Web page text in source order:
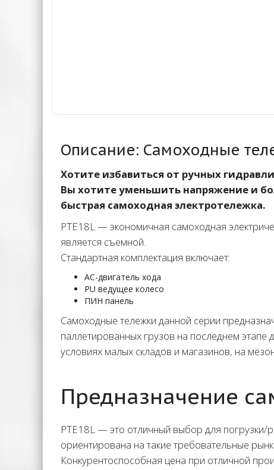
Описание: Самоходные
Хотите избавиться от ручных
Вы хотите уменьшить напряжение и
быстрая самоходная электротележка.
PTE18L — экономичная самоходная
является съемной.
Cтандартная комплектация включает:
AC-двигатель хода
PU ведущее колесо
ПИН панель
Самоходные тележки данной серии
паллетированных грузов на последнем этапе
условиях малых складов и магазинов, на
Предназначение
PTE18L — это отличный выбор для погрузки/
ориентирована на такие требовательные
Конкурентоспособная цена при отличной